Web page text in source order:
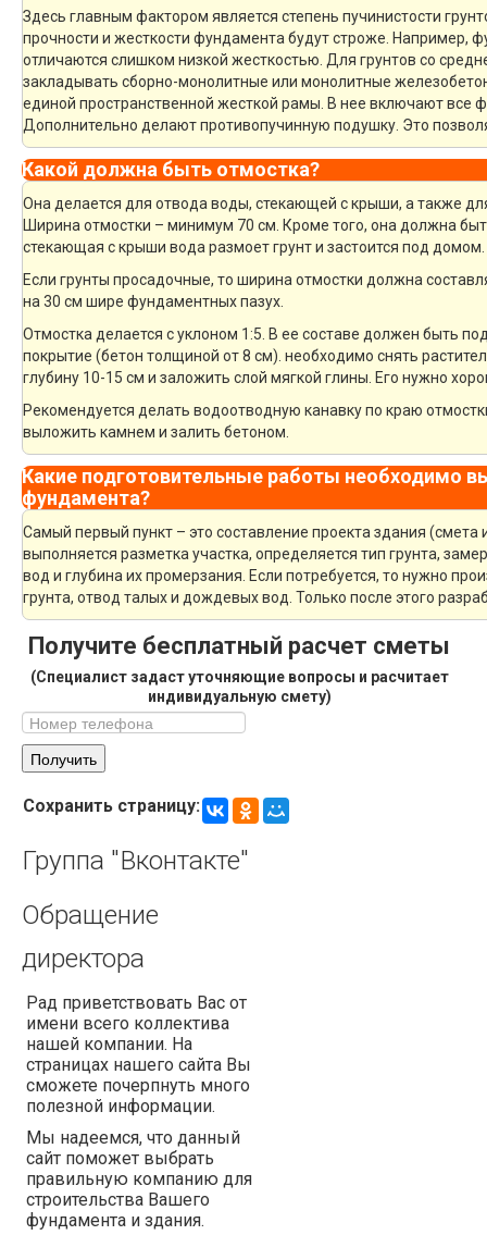
Здесь главным фактором является степень пучинистости
прочности и жесткости фундамента будут строже. Например,
отличаются слишком низкой жесткостью. Для грунтов со
закладывать сборно-монолитные или монолитные
единой пространственной жесткой рамы. В нее включают все
Дополнительно делают противопучинную подушку. Это
Какой должна быть отмостка?
Она делается для отвода воды, стекающей с крыши, а также
Ширина отмостки – минимум 70 см. Кроме того, она должна
стекающая с крыши вода размоет грунт и застоится под домом.
Если грунты просадочные, то ширина отмостки должна
на 30 см шире фундаментных пазух.
Отмостка делается с уклоном 1:5. В ее составе должен быть
покрытие (бетон толщиной от 8 см). необходимо снять
глубину 10-15 см и заложить слой мягкой глины. Его нужно
Рекомендуется делать водоотводную канавку по краю
выложить камнем и залить бетоном.
Какие подготовительные работы необходимо
фундамента?
Самый первый пункт – это составление проекта здания
выполняется разметка участка, определяется тип грунта,
вод и глубина их промерзания. Если потребуется, то нужно
грунта, отвод талых и дождевых вод. Только после этого
Получите бесплатный расчет сметы
(Специалист задаст уточняющие вопросы и расчитает
индивидуальную смету)
Сохранить страницу:
Группа "Вконтакте"
Обращение
директора
Рад приветствовать Вас от
имени всего коллектива
нашей компании. На
страницах нашего сайта Вы
сможете почерпнуть много
полезной информации.
Мы надеемся, что данный
сайт поможет выбрать
правильную компанию для
строительства Вашего
фундамента и здания.